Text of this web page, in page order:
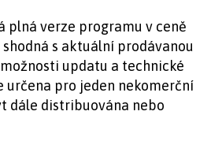
plná verze programu v ceně
s aktuální prodávanou
updatu a technické
určena pro jeden nekomerční
dále distribuována nebo